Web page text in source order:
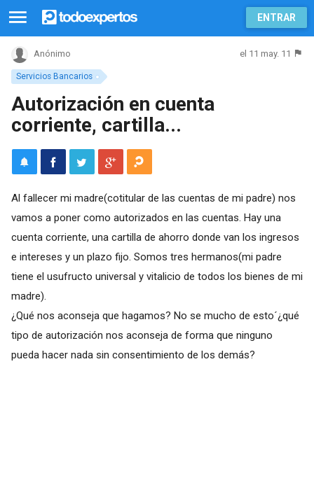
ENTRAR
Servicios Bancarios
Anónimo el 11 may. 11
Autorización en cuenta
corriente, cartilla...
Al fallecer mi madre(cotitular de las cuentas de mi padre) nos
vamos a poner como autorizados en las cuentas. Hay una
cuenta corriente, una cartilla de ahorro donde van los ingresos
e intereses y un plazo fijo. Somos tres hermanos(mi padre
tiene el usufructo universal y vitalicio de todos los bienes de mi
madre).
¿Qué nos aconseja que hagamos? No se mucho de esto´¿qué
tipo de autorización nos aconseja de forma que ninguno
pueda hacer nada sin consentimiento de los demás?